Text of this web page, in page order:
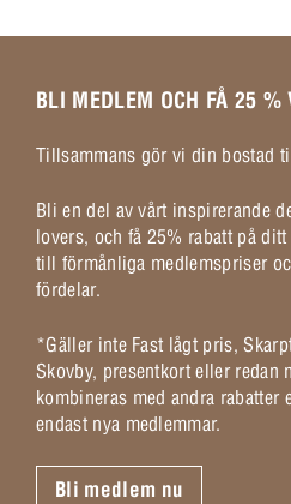
BLI MEDLEM OCH FÅ 25 %
Tillsammans gör vi din bostad
Bli en del av vårt inspirerande
lovers, och få 25% rabatt på
till förmånliga medlemspriser
fördelar.
*Gäller inte Fast lågt pris,
Skovby, presentkort eller redan
kombineras med andra rabatter
endast nya medlemmar.
Bli medlem nu